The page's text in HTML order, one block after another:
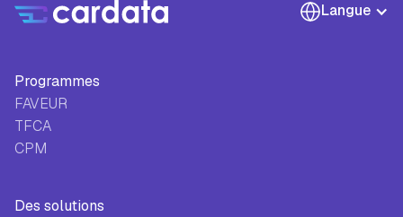
Langue
Programmes
FAVEUR
TFCA
CPM
Des solutions